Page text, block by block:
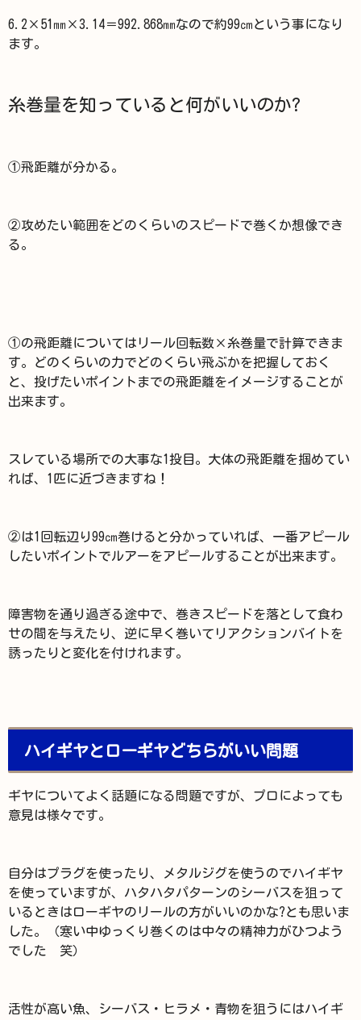
6.2×51㎜×3.14＝992.868㎜なので約99㎝という事になり
ます。
糸巻量を知っていると何がいいのか?
①飛距離が分かる。
②攻めたい範囲をどのくらいのスピードで巻くか想像でき
る。
①の飛距離についてはリール回転数×糸巻量で計算できま
す。どのくらいの力でどのくらい飛ぶかを把握しておく
と、投げたいポイントまでの飛距離をイメージすることが
出来ます。
スレている場所での大事な1投目。大体の飛距離を掴めてい
れば、1匹に近づきますね！
②は1回転辺り99㎝巻けると分かっていれば、一番アピール
したいポイントでルアーをアピールすることが出来ます。
障害物を通り過ぎる途中で、巻きスピードを落として食わ
せの間を与えたり、逆に早く巻いてリアクションバイトを
誘ったりと変化を付けれます。
ハイギヤとローギヤどちらがいい問題
ギヤについてよく話題になる問題ですが、プロによっても
意見は様々です。
自分はプラグを使ったり、メタルジグを使うのでハイギヤ
を使っていますが、ハタハタパターンのシーバスを狙って
いるときはローギヤのリールの方がいいのかな?とも思いま
した。（寒い中ゆっくり巻くのは中々の精神力がひつよう
でした 笑）
活性が高い魚、シーバス・ヒラメ・青物を狙うにはハイギ